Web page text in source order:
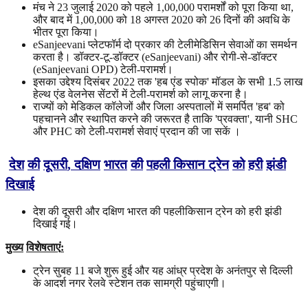
मंच ने 23 जुलाई 2020 को पहले 1,00,000 परामर्शों को पूरा किया था,
और बाद में 1,00,000 को 18 अगस्त 2020 को 26 दिनों की अवधि के
भीतर पूरा किया।
eSanjeevani प्लेटफॉर्म दो प्रकार की टेलीमेडिसिन सेवाओं का समर्थन
करता है। डॉक्टर-टू-डॉक्टर (eSanjeevani) और रोगी-से-डॉक्टर
(eSanjeevani OPD) टेली-परामर्श।
इसका उद्देश्य दिसंबर 2022 तक 'हब एंड स्पोक' मॉडल के सभी 1.5 लाख
हेल्थ एंड वेलनेस सेंटरों में टेली-परामर्श को लागू करना है।
राज्यों को मेडिकल कॉलेजों और जिला अस्पतालों में समर्पित 'हब' को
पहचानने और स्थापित करने की जरूरत है ताकि 'प्रवक्ता', यानी SHC
और PHC को टेली-परामर्श सेवाएं प्रदान की जा सकें ।
देश की दूसरी,दक्षिण भारत की पहली किसान ट्रेन को हरी झंडी
दिखाई
देश की दूसरी और दक्षिण भारत की पहलीकिसान ट्रेन को हरी झंडी
दिखाई गई।
मुख्य विशेषताएं:
ट्रेन सुबह 11 बजे शुरू हुई और यह आंध्र प्रदेश के अनंतपुर से दिल्ली
के आदर्श नगर रेलवे स्टेशन तक सामग्री पहुंचाएगी।